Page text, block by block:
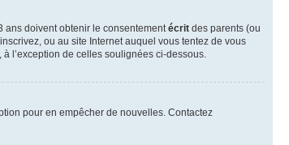
ans doivent obtenir le consentement écrit des parents (ou
ou au site Internet auquel vous tentez de vous
l’exception de celles soulignées ci-dessous.
pour en empêcher de nouvelles. Contactez